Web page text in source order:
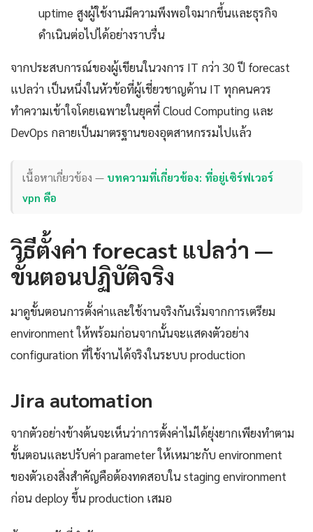
uptime สูงผู้ใช้งานมีความพึงพอใจมากขึ้นและธุรกิจ
ดำเนินต่อไปได้อย่างราบรื่น
จากประสบการณ์ของผู้เขียนในวงการ IT กว่า 30 ปี forecast
แปลว่า เป็นหนึ่งในหัวข้อที่ผู้เชี่ยวชาญด้าน IT ทุกคนควร
ทำความเข้าใจโดยเฉพาะในยุคที่ Cloud Computing และ
DevOps กลายเป็นมาตรฐานของอุตสาหกรรมไปแล้ว
เนื้อหาเกี่ยวข้อง — บทความที่เกี่ยวข้อง: ที่อยู่เซิร์ฟเวอร์
vpn คือ
วิธีตั้งค่า forecast แปลว่า —
ขั้นตอนปฏิบัติจริง
มาดูขั้นตอนการตั้งค่าและใช้งานจริงกันเริ่มจากการเตรียม
environment ให้พร้อมก่อนจากนั้นจะแสดงตัวอย่าง
configuration ที่ใช้งานได้จริงในระบบ production
Jira automation
จากตัวอย่างข้างต้นจะเห็นว่าการตั้งค่าไม่ได้ยุ่งยากเพียงทำตาม
ขั้นตอนและปรับค่า parameter ให้เหมาะกับ environment
ของตัวเองสิ่งสำคัญคือต้องทดสอบใน staging environment
ก่อน deploy ขึ้น production เสมอ